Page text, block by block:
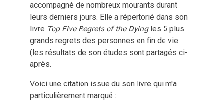
accompagné de nombreux mourants durant
leurs derniers jours. Elle a répertorié dans son
livre Top Five Regrets of the Dyingles 5 plus
grands regrets des personnes en fin de vie
(les résultats de son études sont partagés ci-
après.
Voici une citation issue du son livre qui m'a
particulièrement marqué :